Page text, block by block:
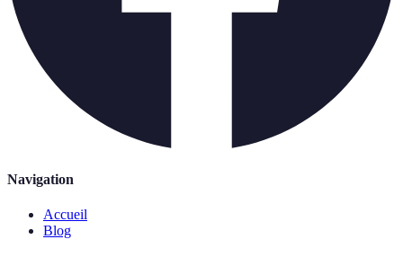
Navigation
Accueil
Blog